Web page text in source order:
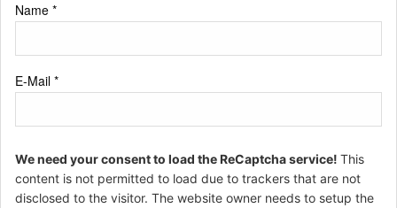
Name *
E-Mail *
We need your consent to load the ReCaptcha service! This
content is not permitted to load due to trackers that are not
disclosed to the visitor. The website owner needs to setup the